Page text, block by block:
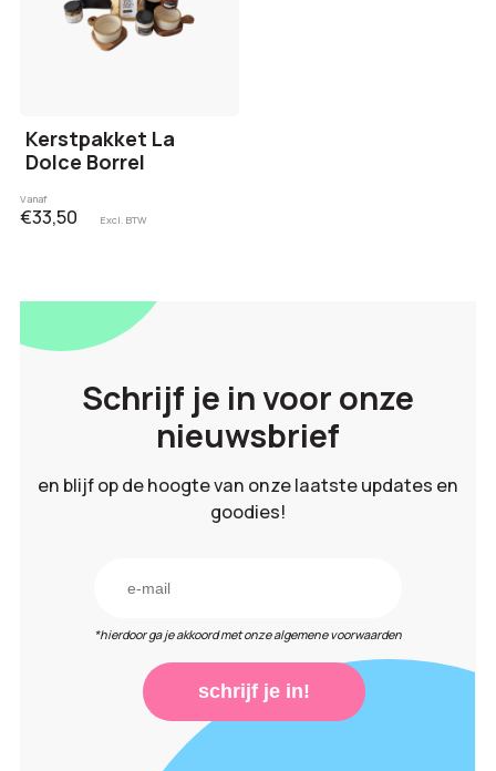
Kerstpakket La
Dolce Borrel
Vanaf
€33,50 Excl. BTW
Schrijf je in voor onze
nieuwsbrief
en blijf op de hoogte van onze laatste updates en
goodies!
*hierdoor ga je akkoord met onze algemene voorwaarden
schrijf je in!